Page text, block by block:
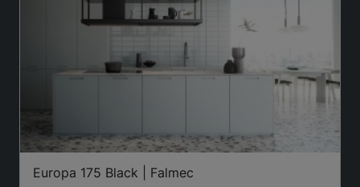
Europa 175 Black | Falmec